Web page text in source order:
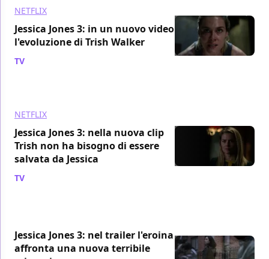
NETFLIX
Jessica Jones 3: in un nuovo video
l'evoluzione di Trish Walker
TV
NETFLIX
Jessica Jones 3: nella nuova clip
Trish non ha bisogno di essere
salvata da Jessica
TV
Jessica Jones 3: nel trailer l'eroina
affronta una nuova terribile